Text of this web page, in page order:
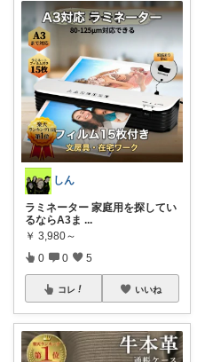
しん
ラミネーター 家庭用を探してい
るならA3ま ...
￥ 3,980～
0 0 5
コレ いいね